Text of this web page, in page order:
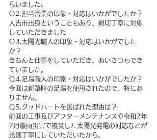
らいました。
Ｑ2.担当営業の印象・対応はいかがでしたか？
人吉市出身ということもあり、親切丁寧に対応
していただきました
Ｑ3.太陽光職人の印象・対応はいかがでした
か？
きちんと仕事をしていただき、あいさつもでき
ていました。
Ｑ4.足場職人の印象・対応はいかがでしたか？
今回は新築時の足場を使用されたので、特にあ
りません。
Ｑ5.グッドハートを選ばれた理由は？
前回の工事及びアフターメンテナンスや令和2年
7月豪雨災害で被災した太陽光発電の対応などが
迅速丁寧にしていただいたから。